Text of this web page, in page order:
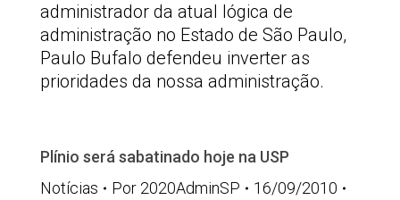
administrador da atual lógica de
administração no Estado de São Paulo,
Paulo Bufalo defendeu inverter as
prioridades da nossa administração.
Plínio será sabatinado hoje na USP
Notícias
Por 2020AdminSP 16/09/2010